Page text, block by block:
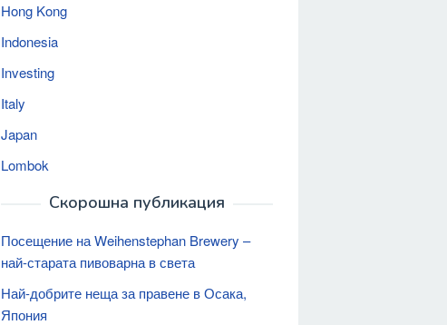
Hong Kong
Indonesia
Investing
Italy
Japan
Lombok
Скорошна публикация
Посещение на Weihenstephan Brewery –
най-старата пивоварна в света
Най-добрите неща за правене в Осака,
Япония